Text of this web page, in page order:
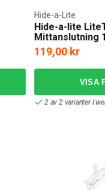
Hide-a-lite
Mittanslutning
Hide-a-Lite
119,00 kr
2 av 2 varianter I